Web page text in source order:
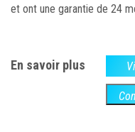
et ont une garantie de 24
En savoir plus